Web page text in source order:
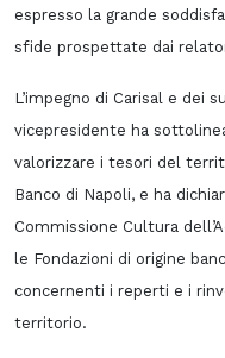
espresso la grande
sfide prospettate dai
L’impegno di Carisal e dei
vicepresidente ha
valorizzare i tesori del
Banco di Napoli, e ha
Commissione Cultura
le Fondazioni di origine
concernenti i reperti e i
territorio.